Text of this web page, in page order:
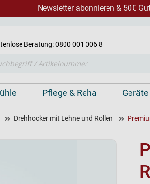
Newsletter abonnieren & 50€
Beratung: 0800 001 006 8
Pflege & Reha Geräte
Drehhocker mit Lehne und Rollen